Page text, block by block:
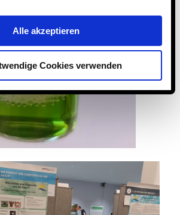
Alle akzeptieren
Cookies verwenden